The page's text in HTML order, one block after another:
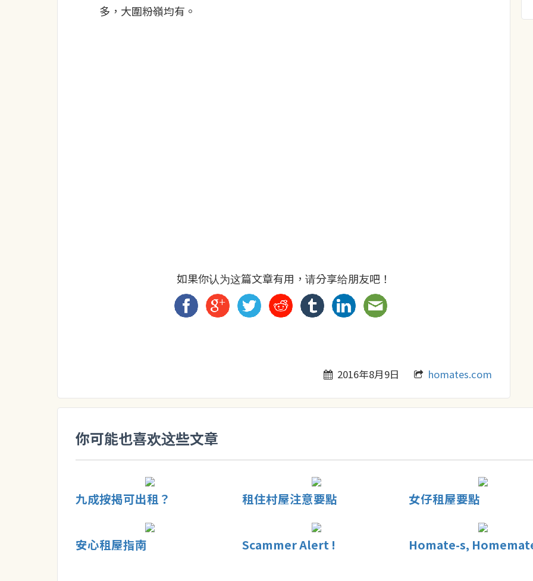
多，大圍粉嶺均有。
如果你认为这篇文章有用，请分享给朋友吧！
2016年8月9日 homates.com
你可能也喜欢这些文章
九成按揭可出租？ 租住村屋注意要點 女仔租屋要點
安心租屋指南 Scammer Alert !
Homate-s,